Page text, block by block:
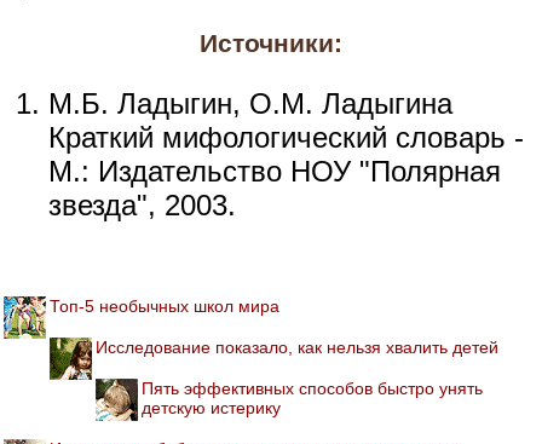
Источники:
М.Б. Ладыгин, О.М. Ладыгина
Краткий мифологический словарь -
М.: Издательство НОУ "Полярная
звезда", 2003.
Топ-5 необычных школ мира
Исследование показало, как нельзя хвалить детей
Пять эффективных способов быстро унять
детскую истерику